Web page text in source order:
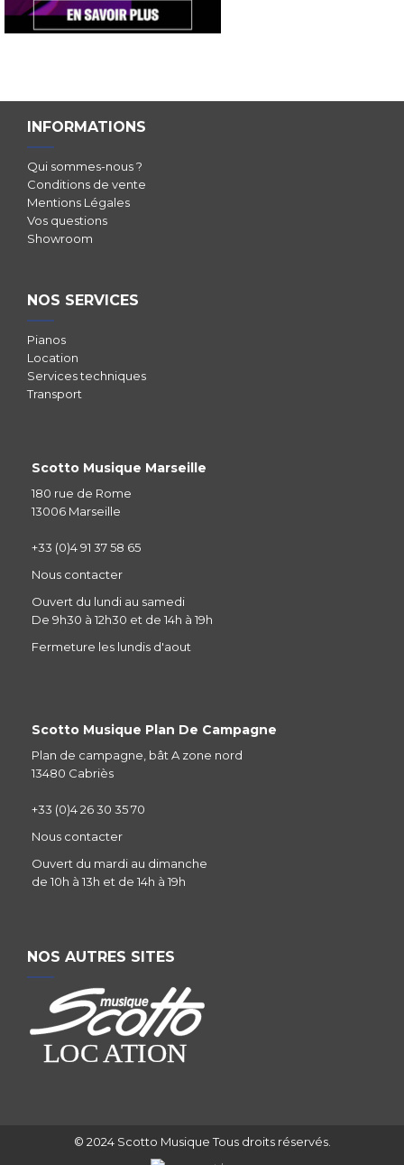
INFORMATIONS
Qui sommes-nous ?
Conditions de vente
Mentions Légales
Vos questions
Showroom
NOS SERVICES
Pianos
Location
Services techniques
Transport
Scotto Musique Marseille
180 rue de Rome
13006 Marseille
+33 (0)4 91 37 58 65
Nous contacter
Ouvert du lundi au samedi
De 9h30 à 12h30 et de 14h à 19h
Fermeture les lundis d'aout
Scotto Musique Plan De Campagne
Plan de campagne, bât A zone nord
13480 Cabriès
+33 (0)4 26 30 35 70
Nous contacter
Ouvert du mardi au dimanche
de 10h à 13h et de 14h à 19h
NOS AUTRES SITES
© 2024 Scotto Musique Tous droits réservés.